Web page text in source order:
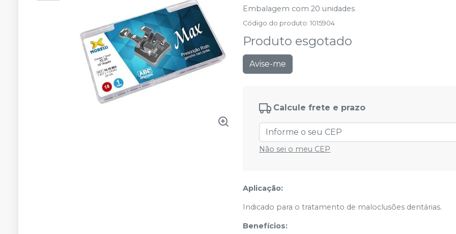
Embalagem com 20 unidades
Código do produto:1015904
Produto esgotado
Avise-me
Calcule frete e prazo
Não sei o meu CEP
Aplicação:
Indicado para o tratamento de maloclusões dentárias.
Benefícios: